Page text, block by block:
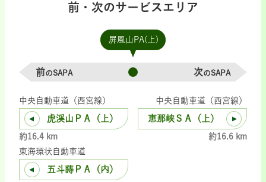
前・次のサービスエリア
屏風山PA(上)
前のSAPA 次のSAPA
中央自動車道（西宮線）
虎渓山ＰＡ（上）
約16.4 km
東海環状自動車道
五斗蒔ＰＡ（内）
中央自動車道（西宮線）
恵那峡ＳＡ（上）
約16.6 km